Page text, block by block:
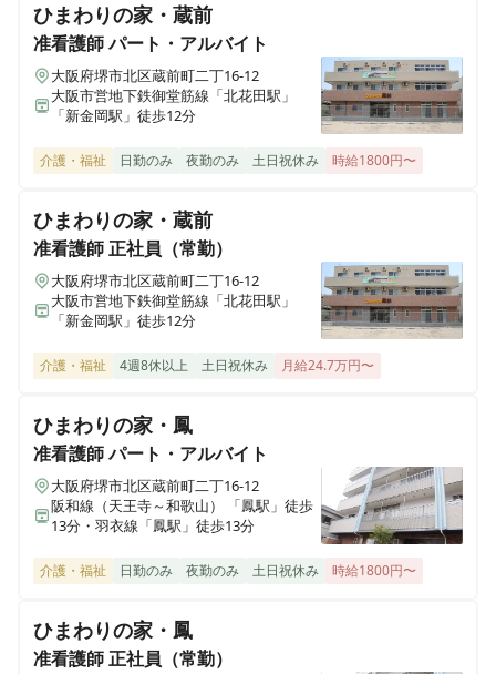
ヒューマンライフケア 豊橋の湯
愛知県豊橋市忠興1丁目1番6号 コーポ白鳥１階
ヒューマンライフケア 平安の湯
愛知県名古屋市北区上飯田東町3丁目6番2号
愛知県名古屋市名東区本郷2丁目77番地1 メゾントモエ1階
ヒューマンライフケア なにわ乃湯
大阪府大阪市浪速区稲荷1丁目12番29号
ヒューマンライフケア伏見の宿
京都府京都市伏見区日野谷寺町68
ヒューマンライフケア 望地
神奈川県綾瀬市小園1538番1号 メゾンサンサーラ1階
神奈川県川崎市高津区宇奈根633-2
ひまわりの家・蔵前
准看護師パート・アルバイト
大阪府堺市北区蔵前町二丁16-12
大阪市営地下鉄御堂筋線「北花田駅」
「新金岡駅」徒歩12分
介護・福祉 日勤のみ 夜勤のみ 土日祝休み 時給1800円〜
ひまわりの家・蔵前
准看護師正社員（常勤）
大阪府堺市北区蔵前町二丁16-12
大阪市営地下鉄御堂筋線「北花田駅」
「新金岡駅」徒歩12分
介護・福祉 4週8休以上 土日祝休み 月給24.7万円〜
ひまわりの家・鳳
准看護師パート・アルバイト
大阪府堺市北区蔵前町二丁16-12
阪和線（天王寺～和歌山） 「鳳駅」徒歩
13分・羽衣線「鳳駅」徒歩13分
介護・福祉 日勤のみ 夜勤のみ 土日祝休み 時給1800円〜
ひまわりの家・鳳
准看護師正社員（常勤）